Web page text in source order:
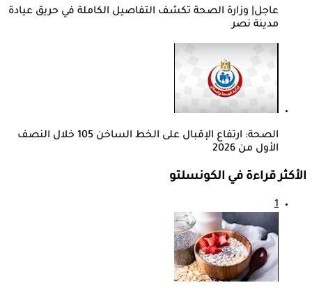
عاجل| وزارة الصحة تكشف التفاصيل الكاملة في حريق عيادة
مدينة نصر
الصحة: ارتفاع الإقبال على الخط الساخن 105 خلال النصف
الأول من 2026
الأكثر قراءة في الكونسلتو
1